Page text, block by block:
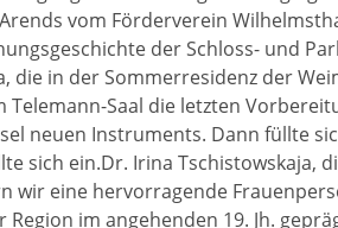
vom Förderverein
der Schloss- und
die in der Sommerresidenz der
Saal die letzten
neuen Instruments. Dann füllte
sich ein.Dr. Irina Tschistowskaja,
wir eine hervorragende
im angehenden 19. Jh.